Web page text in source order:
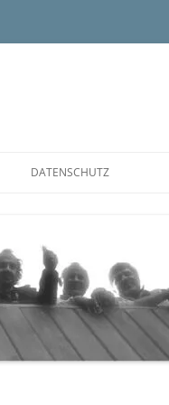
DATENSCHUTZ